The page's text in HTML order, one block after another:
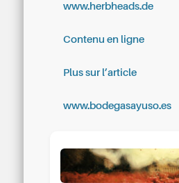
www.herbheads.de
Contenu en ligne
Plus sur l’article
www.bodegasayuso.es